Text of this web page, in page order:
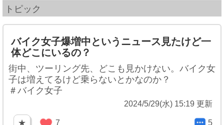
トピック
バイク女子爆増中というニュース見たけど一
体どこにいるの？
街中、ツーリング先、どこも見かけない。バイク女
子は増えてるけど乗らないとかなのか？
＃バイク女子
2024/5/29(水) 15:19 更新
★ 7 5